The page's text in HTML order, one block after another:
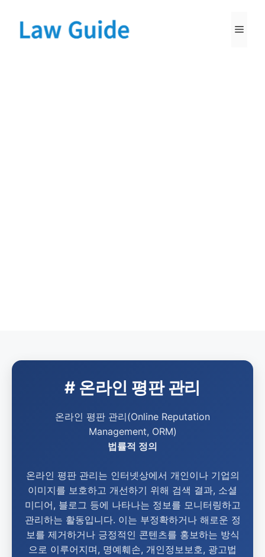
# 온라인 평판 관리
온라인 평판 관리(Online Reputation
Management, ORM)
법률적 정의
온라인 평판 관리는 인터넷상에서 개인이나 기업의
이미지를 보호하고 개선하기 위해 검색 결과, 소셜
미디어, 블로그 등에 나타나는 정보를 모니터링하고
관리하는 활동입니다. 이는 부정확하거나 해로운 정
보를 제거하거나 긍정적인 콘텐츠를 홍보하는 방식
으로 이루어지며, 명예훼손, 개인정보보호, 광고법